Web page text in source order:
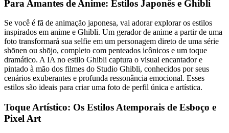
Para Amantes de Anime: Estilos Japonês e Ghibli
Se você é fã de animação japonesa, vai adorar explorar os estilos
inspirados em anime e Ghibli. Um gerador de anime a partir de uma
foto transformará sua selfie em um personagem direto de uma série
shōnen ou shōjo, completo com penteados icônicos e um toque
dramático. A IA no estilo Ghibli captura o visual encantador e
pintado à mão dos filmes do Studio Ghibli, conhecidos por seus
cenários exuberantes e profunda ressonância emocional. Esses
estilos são ideais para criar uma foto de perfil única e artística.
Toque Artístico: Os Estilos Atemporais de Esboço e
Pixel Art